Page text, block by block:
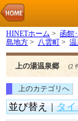
HINETホーム > 函館
島地方 > 八雲町 > 温
上の湯温泉郷 (2
上のカテゴリへ
並び替え | タ